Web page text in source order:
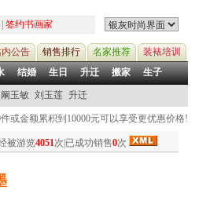
签约书画家
公告 销售排行 名家推荐
装裱培训
结婚 生日 升迁 搬家 生子
阚玉敏 刘玉莲 升迁
或金额累积到10000元可以享受更优惠价格!
被游览4051次|已成功销售0次